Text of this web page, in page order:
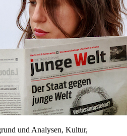
und Analysen, Kultur,